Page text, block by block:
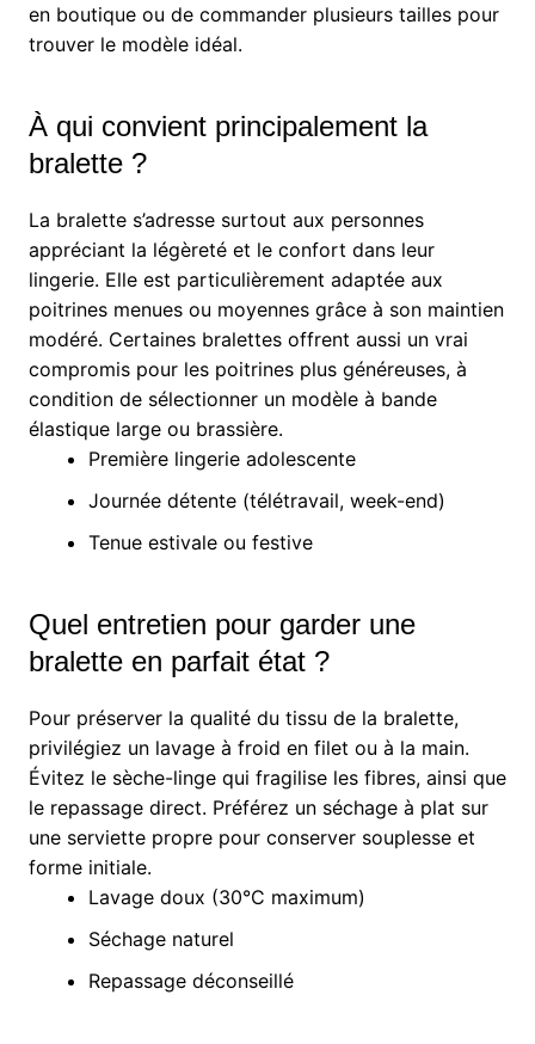
en boutique ou de commander plusieurs tailles pour
trouver le modèle idéal.
À qui convient principalement la
bralette ?
La bralette s’adresse surtout aux personnes
appréciant la légèreté et le confort dans leur
lingerie. Elle est particulièrement adaptée aux
poitrines menues ou moyennes grâce à son maintien
modéré. Certaines bralettes offrent aussi un vrai
compromis pour les poitrines plus généreuses, à
condition de sélectionner un modèle à bande
élastique large ou brassière.
Première lingerie adolescente
Journée détente (télétravail, week-end)
Tenue estivale ou festive
Quel entretien pour garder une
bralette en parfait état ?
Pour préserver la qualité du tissu de la bralette,
privilégiez un lavage à froid en filet ou à la main.
Évitez le sèche-linge qui fragilise les fibres, ainsi que
le repassage direct. Préférez un séchage à plat sur
une serviette propre pour conserver souplesse et
forme initiale.
Lavage doux (30°C maximum)
Séchage naturel
Repassage déconseillé